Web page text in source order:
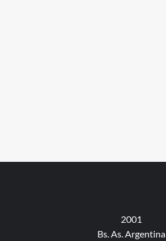
2001
Bs. As. Argentina